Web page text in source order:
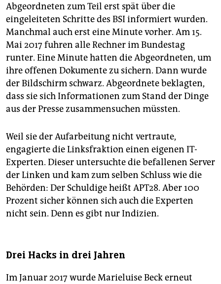
Abgeordneten zum Teil erst spät über die
eingeleiteten Schritte des BSI informiert wurden.
Manchmal auch erst eine Minute vorher. Am 15.
Mai 2017 fuhren alle Rechner im Bundestag
runter. Eine Minute hatten die Abgeordneten, um
ihre offenen Dokumente zu sichern. Dann wurde
der Bildschirm schwarz. Abgeordnete beklagten,
dass sie sich Informationen zum Stand der Dinge
aus der Presse zusammen­suchen müssten.
Weil sie der Aufarbeitung nicht vertraute,
engagierte die Linksfraktion einen eigenen IT-
Experten. Dieser untersuchte die befallenen ­Server
der Linken und kam zum selben Schluss wie die
Behörden: Der Schuldige heißt APT28. Aber 100
Prozent sicher können sich auch die Experten
nicht sein. Denn es gibt nur ­Indizien.
Drei Hacks in drei Jahren
Im Januar 2017 wurde Marie­luise Beck erneut